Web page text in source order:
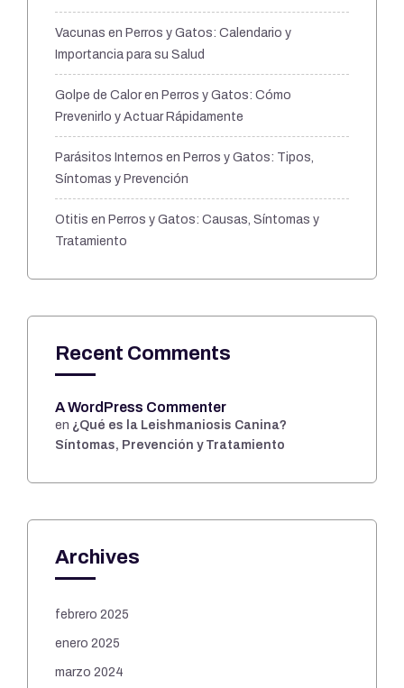
Vacunas en Perros y Gatos: Calendario y
Importancia para su Salud
Golpe de Calor en Perros y Gatos: Cómo
Prevenirlo y Actuar Rápidamente
Parásitos Internos en Perros y Gatos: Tipos,
Síntomas y Prevención
Otitis en Perros y Gatos: Causas, Síntomas y
Tratamiento
Recent Comments
A WordPress Commenter
en ¿Qué es la Leishmaniosis Canina?
Síntomas, Prevención y Tratamiento
Archives
febrero 2025
enero 2025
marzo 2024